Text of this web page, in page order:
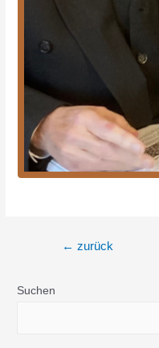
Beitragsnavigation
← zurück
Suchen